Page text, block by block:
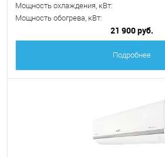
Мощность охлаждения, кВт:
Мощность обогрева, кВт:
21 900 руб.
Подробнее